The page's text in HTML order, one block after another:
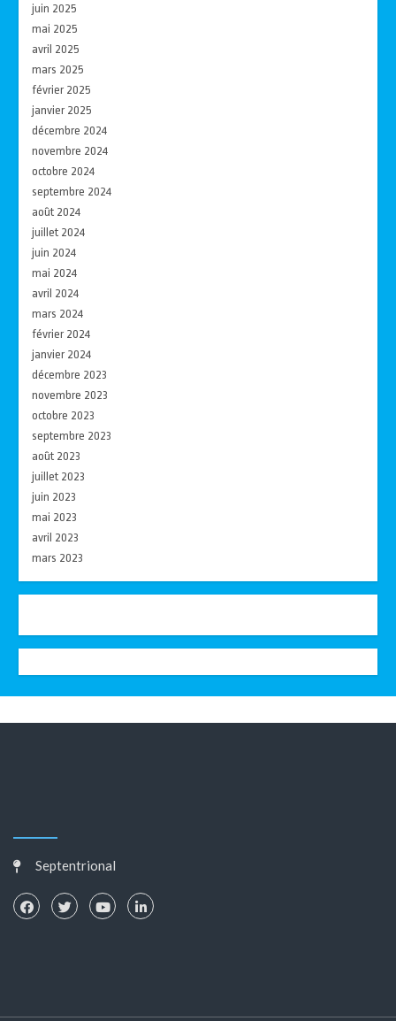
juin 2025
mai 2025
avril 2025
mars 2025
février 2025
janvier 2025
décembre 2024
novembre 2024
octobre 2024
septembre 2024
août 2024
juillet 2024
juin 2024
mai 2024
avril 2024
mars 2024
février 2024
janvier 2024
décembre 2023
novembre 2023
octobre 2023
septembre 2023
août 2023
juillet 2023
juin 2023
mai 2023
avril 2023
mars 2023
Septentrional